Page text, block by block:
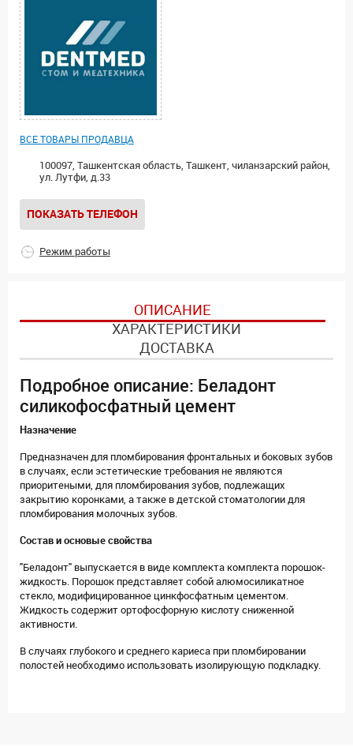
ВСЕ ТОВАРЫ ПРОДАВЦА
100097, Ташкентская область, Ташкент, чиланзарский район,
ул. Лутфи, д.33
ПОКАЗАТЬ ТЕЛЕФОН
Режим работы
ОПИСАНИЕ
ХАРАКТЕРИСТИКИ
ДОСТАВКА
Подробное описание: Беладонт
силикофосфатный цемент
Назначение
Предназначен для пломбирования фронтальных и боковых зубов
в случаях, если эстетические требования не являются
приоритеными, для пломбирования зубов, подлежащих
закрытию коронками, а также в детской стоматологии для
пломбирования молочных зубов.
Состав и основые свойства
"Беладонт" выпускается в виде комплекта комплекта порошок-
жидкость. Порошок представляет собой алюмосиликатное
стекло, модифицированное цинкфосфатным цементом.
Жидкость содержит ортофосфорную кислоту сниженной
активности.
В случаях глубокого и среднего кариеса при пломбировании
полостей необходимо использовать изолирующую подкладку.